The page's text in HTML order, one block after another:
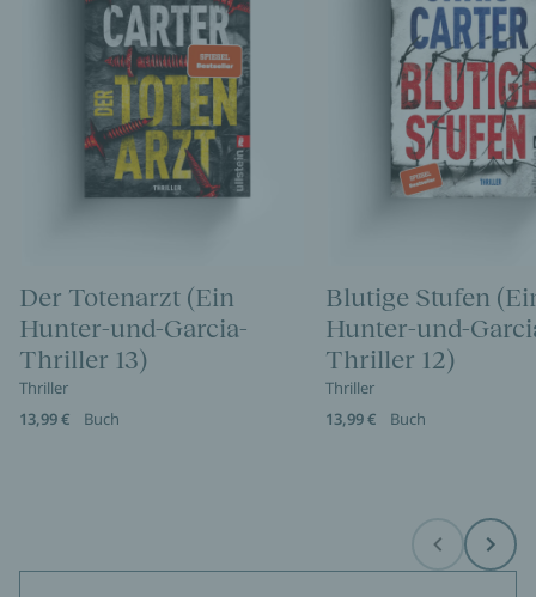
Der Totenarzt (Ein
Hunter-und-Garcia-
Thriller 13)
Thriller
13,99 €
Buch
Blutige Stufen
Hunter-und-
Thriller 12)
Thriller
13,99 €
Buch
Before Next